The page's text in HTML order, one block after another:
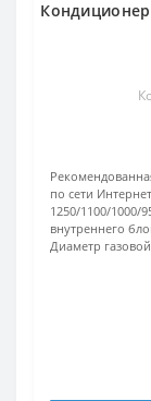
Кондиционер
по сети
1250/1100/1000/
внутреннего
Диаметр